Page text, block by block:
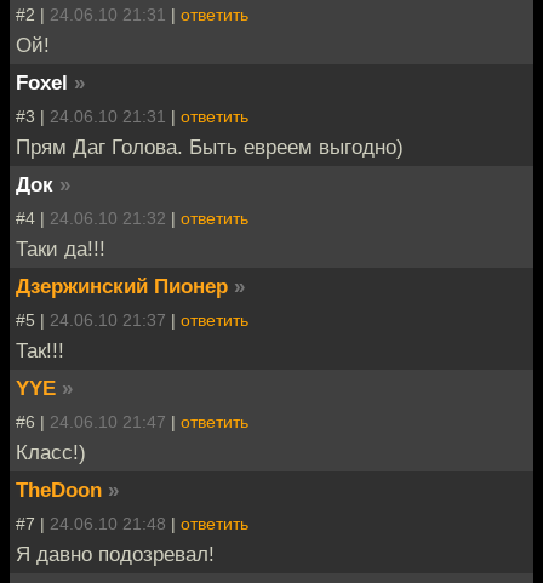
#2 | 24.06.10 21:31 | ответить
Ой!
Foxel »
#3 | 24.06.10 21:31 | ответить
Прям Даг Голова. Быть евреем выгодно)
Док »
#4 | 24.06.10 21:32 | ответить
Таки да!!!
Дзержинский Пионер »
#5 | 24.06.10 21:37 | ответить
Так!!!
YYE »
#6 | 24.06.10 21:47 | ответить
Класс!)
TheDoon »
#7 | 24.06.10 21:48 | ответить
Я давно подозревал!